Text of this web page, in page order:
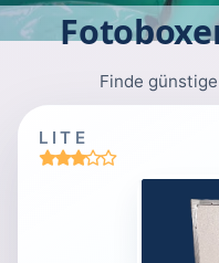
Finde
LITE